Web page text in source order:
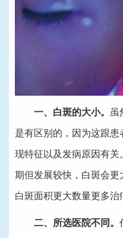
一、白斑的大小。 虽
是有区别的，因为这跟
现特征以及发病原因有
期但发展较快，白斑会
白斑面积更大数量更多治
二、所选医院不同。